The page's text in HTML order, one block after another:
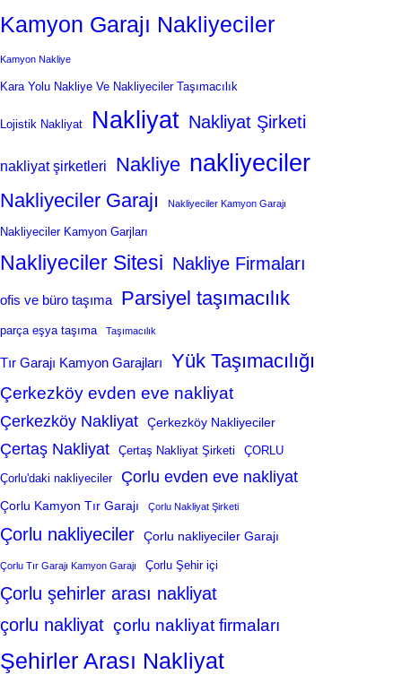
Kamyon Garajı Nakliyeciler
Kamyon Nakliye
Kara Yolu Nakliye Ve Nakliyeciler Taşımacılık
Lojistik Nakliyat Nakliyat Nakliyat Şirketi
nakliyat şirketleri Nakliye nakliyeciler
Nakliyeciler Garajı Nakliyeciler Kamyon Garajı
Nakliyeciler Kamyon Garjları
Nakliyeciler Sitesi Nakliye Firmaları
ofis ve büro taşıma Parsiyel taşımacılık
parça eşya taşıma Taşımacılık
Tır Garajı Kamyon Garajları Yük Taşımacılığı
Çerkezköy evden eve nakliyat
Çerkezköy Nakliyat Çerkezköy Nakliyeciler
Çertaş Nakliyat Çertaş Nakliyat Şirketi ÇORLU
Çorlu'daki nakliyeciler Çorlu evden eve nakliyat
Çorlu Kamyon Tır Garajı Çorlu Nakliyat Şirketi
Çorlu nakliyeciler Çorlu nakliyeciler Garajı
Çorlu Tır Garajı Kamyon Garajı Çorlu Şehir içi
Çorlu şehirler arası nakliyat
çorlu nakliyat çorlu nakliyat firmaları
Şehirler Arası Nakliyat